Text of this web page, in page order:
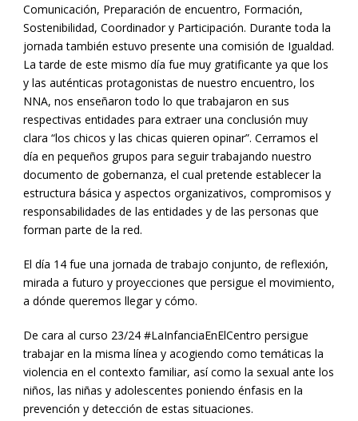
Comunicación, Preparación de encuentro, Formación,
Sostenibilidad, Coordinador y Participación. Durante toda la
jornada también estuvo presente una comisión de Igualdad.
La tarde de este mismo día fue muy gratificante ya que los
y las auténticas protagonistas de nuestro encuentro, los
NNA, nos enseñaron todo lo que trabajaron en sus
respectivas entidades para extraer una conclusión muy
clara “los chicos y las chicas quieren opinar”. Cerramos el
día en pequeños grupos para seguir trabajando nuestro
documento de gobernanza, el cual pretende establecer la
estructura básica y aspectos organizativos, compromisos y
responsabilidades de las entidades y de las personas que
forman parte de la red.
El día 14 fue una jornada de trabajo conjunto, de reflexión,
mirada a futuro y proyecciones que persigue el movimiento,
a dónde queremos llegar y cómo.
De cara al curso 23/24 #LaInfanciaEnElCentro persigue
trabajar en la misma línea y acogiendo como temáticas la
violencia en el contexto familiar, así como la sexual ante los
niños, las niñas y adolescentes poniendo énfasis en la
prevención y detección de estas situaciones.